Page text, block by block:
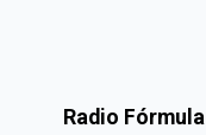
Radio Fórmula